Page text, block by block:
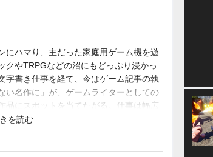
にハマり、主だった家庭用ゲーム機を遊
クやTRPGなどの沼にもどっぷり浸かっ
字書き仕事を経て、今はゲーム記事の執
い名作に」が、ゲームライターとしての
品にスポットを当てたがる。仕事は幅広
を読む